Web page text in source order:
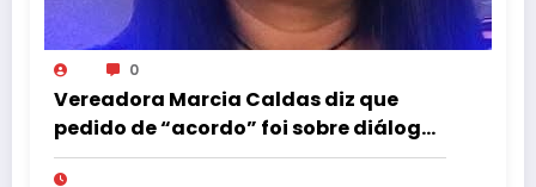
0
Vereadora Marcia Caldas diz que
pedido de “acordo” foi sobre diálogo
institucional